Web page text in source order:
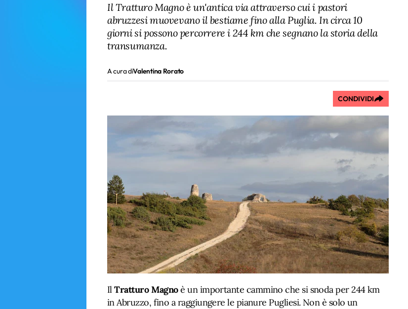
Il Tratturo Magno è un'antica via attraverso cui i pastori
abruzzesi muovevano il bestiame fino alla Puglia. In circa 10
giorni si possono percorrere i 244 km che segnano la storia della
transumanza.
A cura diValentina Rorato
CONDIVIDI
IlTratturo Magnoè un importante cammino che si snoda per 244 km
in Abruzzo, fino a raggiungere le pianure Pugliesi. Non è solo un